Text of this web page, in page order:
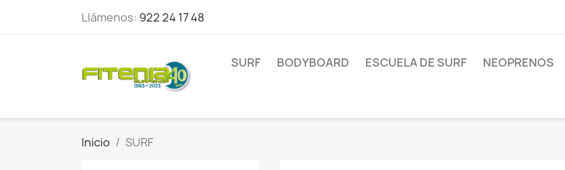
Llámenos: 922 24 17 48
SURF BODYBOARD ESCUELA DE SURF NEOPRENOS
Inicio SURF